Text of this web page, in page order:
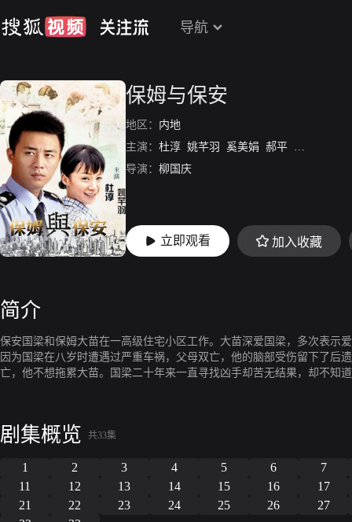
导航
保姆与保安
地区： 内地
主演： 杜淳 姚芊羽 奚美娟 郝平 陶虹
导演： 柳国庆
立即观看 加入收藏
简介
保安国梁和保姆大苗在一高级住宅小区工作。大苗深爱国梁，多次表示
因为国梁在八岁时遭遇过严重车祸，父母双亡，他的脑部受伤留下了后
亡，他不想拖累大苗。国梁二十年来一直寻找凶手却苦无结果，却不知
爱、自强的信念赢得了友情、亲情和爱情，赢得了社会的尊重和赞许。
剧集概览 共33集
1 2 3 4 5 6
7
11
12 13 14 15 16
17
21
22 23 24 25 26
27